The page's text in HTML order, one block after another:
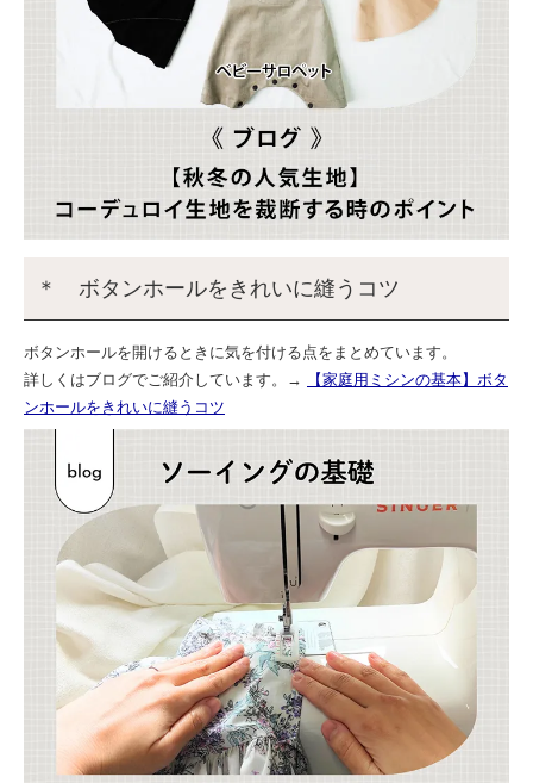
＊ ボタンホールをきれいに縫うコツ
ボタンホールを開けるときに気を付ける点をまとめています。
詳しくはブログでご紹介しています。→
【家庭用ミシンの基本】ボタ
ンホールをきれいに縫うコツ